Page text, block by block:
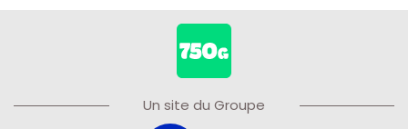
Un site du Groupe